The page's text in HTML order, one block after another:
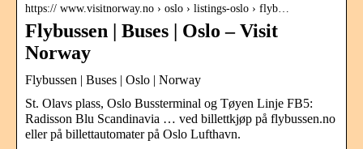
https:// www.visitnorway.no › oslo › listings-oslo › flyb…
Flybussen | Buses | Oslo – Visit
Norway
Flybussen | Buses | Oslo | Norway
St. Olavs plass, Oslo Bussterminal og Tøyen Linje FB5:
Radisson Blu Scandinavia … ved billettkjøp på flybussen.no
eller på billettautomater på Oslo Lufthavn.